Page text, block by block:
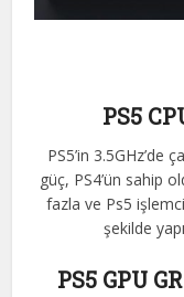
PS5
PS5’in 3.5GHz’de
güç, PS4’ün sahip
fazla ve Ps5
şekilde
PS5 GPU